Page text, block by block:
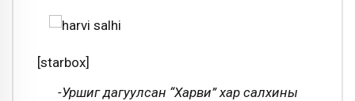
[starbox]
-Уршиг дагуулсан “Харви” хар салхины